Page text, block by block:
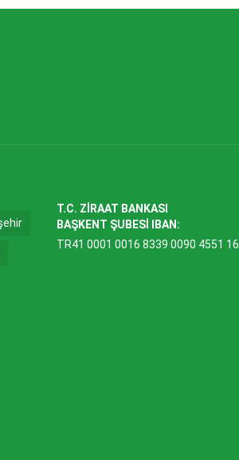
T.C. ZİRAAT BANKASI
BAŞKENT ŞUBESİ IBAN:
TR41 0001 0016 8339 0090 4551 16